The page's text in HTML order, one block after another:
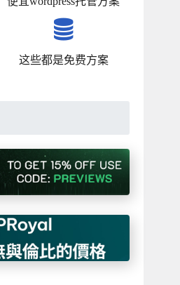
这些都是免费方案